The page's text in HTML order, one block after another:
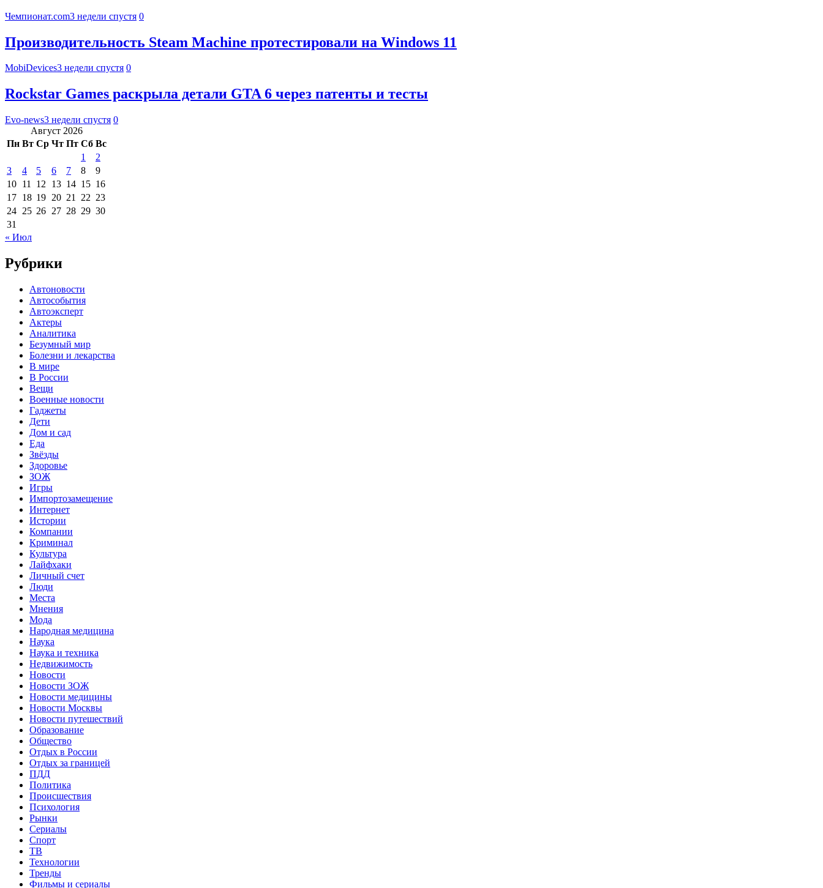
Чемпионат.com3 недели спустя 0
Производительность Steam Machine протестировали на Windows 11
MobiDevices3 недели спустя 0
Rockstar Games раскрыла детали GTA 6 через патенты и тесты
Evo-news3 недели спустя 0
Август 2026
Пн Вт Ср Чт Пт Сб Вс
1
2
3
4 5 6 7 8
9
10 11 12 13 14 15 16
17 18 19 20 21 22 23
24 25 26 27 28 29 30
31
« Июл
Рубрики
Автоновости
Автособытия
Автоэксперт
Актеры
Аналитика
Безумный мир
Болезни и лекарства
В мире
В России
Вещи
Военные новости
Гаджеты
Дети
Дом и сад
Еда
Звёзды
Здоровье
ЗОЖ
Игры
Импортозамещение
Интернет
Истории
Компании
Криминал
Культура
Лайфхаки
Личный счет
Люди
Места
Мнения
Мода
Народная медицина
Наука
Наука и техника
Недвижимость
Новости
Новости ЗОЖ
Новости медицины
Новости Москвы
Новости путешествий
Образование
Общество
Отдых в России
Отдых за границей
ПДД
Политика
Происшествия
Психология
Рынки
Сериалы
Спорт
ТВ
Технологии
Тренды
Фильмы и сериалы